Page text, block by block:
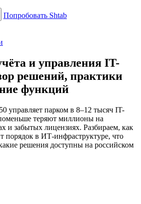
Попробовать Shtab
и управления IT-
решений, практики
функций
управляет парком в 8–12 тысяч IT-
теряют миллионы на
и забытых лицензиях. Разбираем, как
порядок в ИТ-инфраструктуре, что
решения доступны на российском